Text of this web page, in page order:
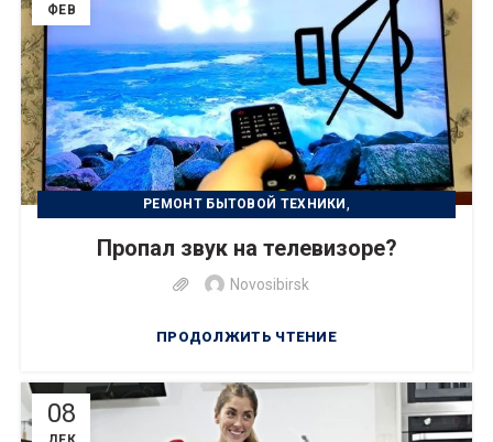
ФЕВ
РЕМОНТ БЫТОВОЙ ТЕХНИКИ,
Пропал звук на телевизоре?
Novosibirsk
ПРОДОЛЖИТЬ ЧТЕНИЕ
08